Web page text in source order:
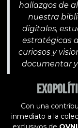
hallazgos de
nuestra
digitales,
estratégicas
curiosos y
documentar
Con una
inmediato a la